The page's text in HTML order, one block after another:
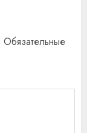
Обязательные